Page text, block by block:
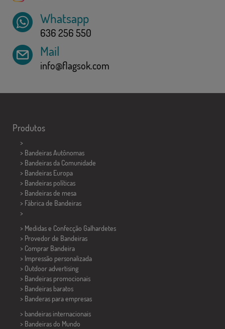
Whatsapp
636 256 550
Mail
info@flagsok.com
Produtos
>
> Bandeiras Autônomas
> Bandeiras da Comunidade
> Bandeiras Europa
> Bandeiras políticas
> Bandeiras de mesa
> Fábrica de Bandeiras
>
> Medidas e Confecção Galhardetes
> Provedor de Bandeiras
> Comprar Bandeira
> Impressão personalizada
> Outdoor advertising
> Bandeiras promocionais
> Bandeiras baratos
> Banderas para empresas
> bandeiras internacionais
> Bandeiras do Mundo